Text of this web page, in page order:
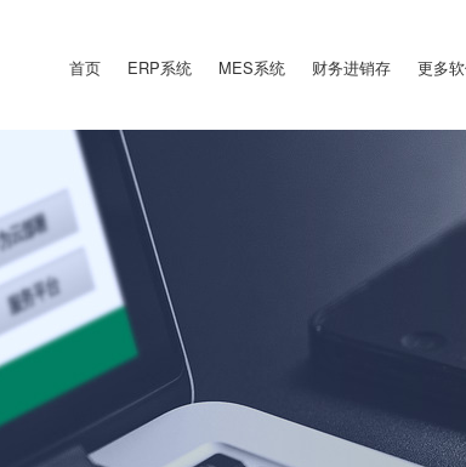
首页 ERP系统 MES系统 财务进销存 更多